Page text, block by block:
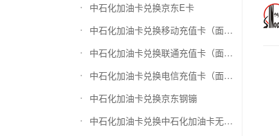
中石化加油卡兑换京东E卡
中石化加油卡兑换移动充值卡（面值千万别选错）
中石化加油卡兑换联通充值卡（面值千万别选错）
中石化加油卡兑换电信充值卡（面值千万别选错）
中石化加油卡兑换京东钢镚
中石化加油卡兑换中石化加油卡无卡号（面值千万别选错）